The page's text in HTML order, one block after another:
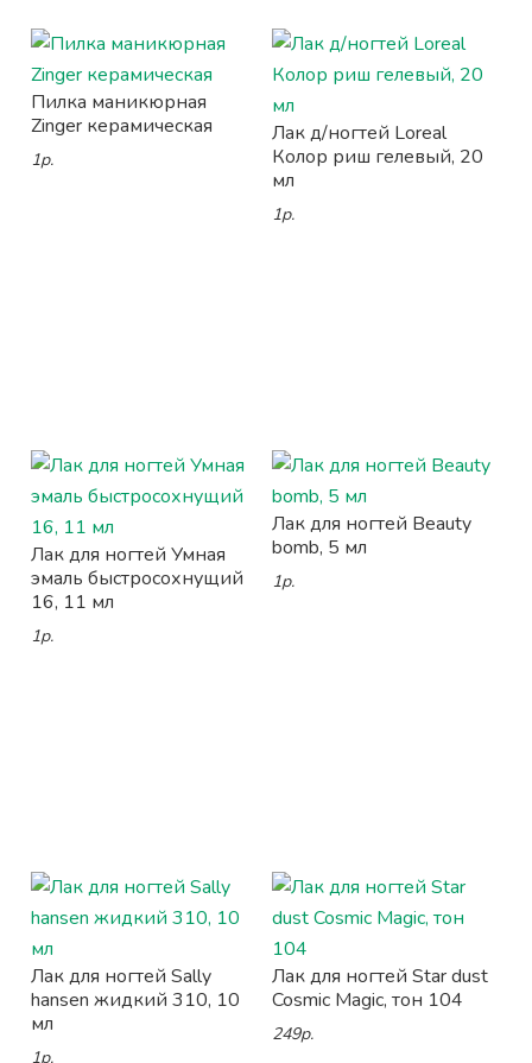
Пилка маникюрная
Zinger керамическая
1р.
Лак д/ногтей Loreal
Колор риш гелевый, 20
мл
1р.
Лак для ногтей Умная
эмаль быстросохнущий
16, 11 мл
1р.
Лак для ногтей Beauty
bomb, 5 мл
1р.
Лак для ногтей Sally
hansen жидкий 310, 10
мл
1р.
Лак для ногтей Star dust
Cosmic Magic, тон 104
249р.